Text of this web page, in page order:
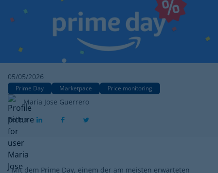
05/05/2026
Prime Day Marketpace Price monitoring
Maria Jose Guerrero
Teilen
Mit dem Prime Day, einem der am meisten erwarteten